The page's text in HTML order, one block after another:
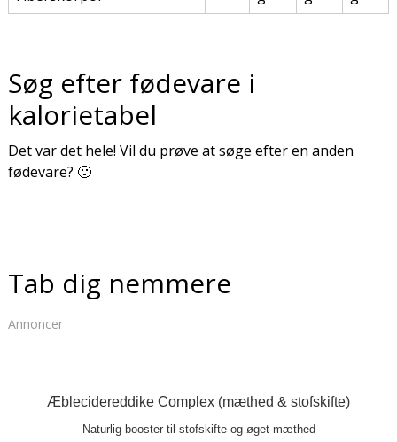
Søg efter fødevare i
kalorietabel
Det var det hele! Vil du prøve at søge efter en anden
fødevare? 🙂
Tab dig nemmere
Annoncer
Æblecidereddike Complex (mæthed & stofskifte)
Naturlig booster til stofskifte og øget mæthed